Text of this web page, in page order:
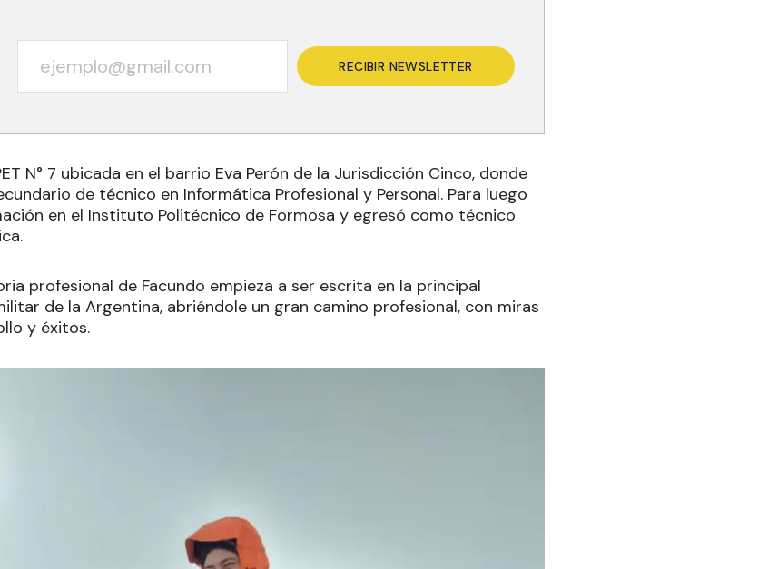
RECIBIR NEWSLETTER
N° 7 ubicada en el barrio Eva Perón de la Jurisdicción Cinco, donde
de técnico en Informática Profesional y Personal. Para luego
en el Instituto Politécnico de Formosa y egresó como técnico
profesional de Facundo empieza a ser escrita en la principal
de la Argentina, abriéndole un gran camino profesional, con miras
y éxitos.